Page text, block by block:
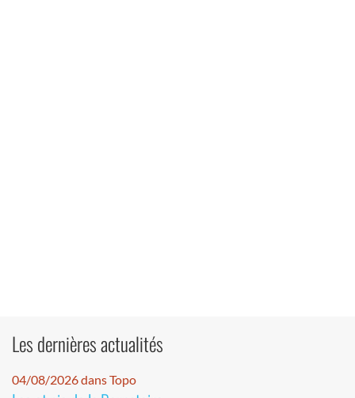
Les dernières actualités
04/08/2026 dans Topo